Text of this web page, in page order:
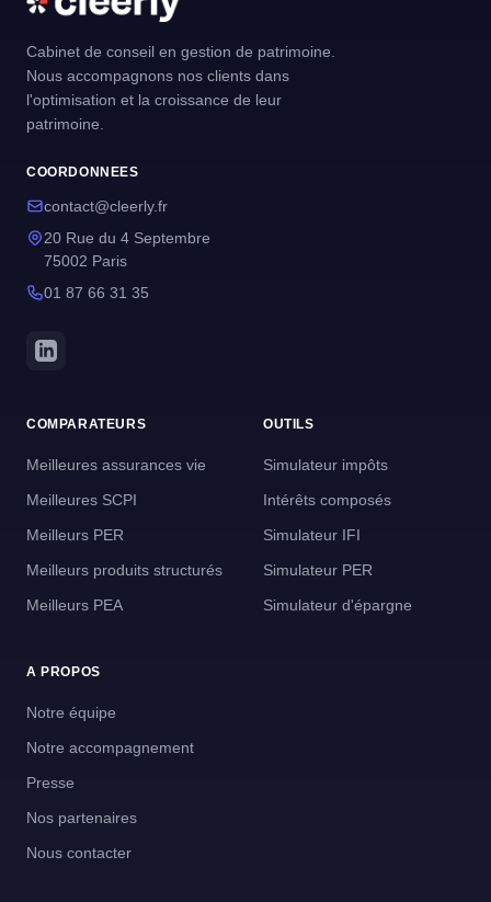
Cabinet de conseil en gestion de patrimoine.
Nous accompagnons nos clients dans
l'optimisation et la croissance de leur
patrimoine.
COORDONNEES
contact@cleerly.fr
20 Rue du 4 Septembre
75002 Paris
01 87 66 31 35
COMPARATEURS
Meilleures assurances vie
Meilleures SCPI
Meilleurs PER
Meilleurs produits structurés
Meilleurs PEA
OUTILS
Simulateur impôts
Intérêts composés
Simulateur IFI
Simulateur PER
Simulateur d'épargne
A PROPOS
Notre équipe
Notre accompagnement
Presse
Nos partenaires
Nous contacter